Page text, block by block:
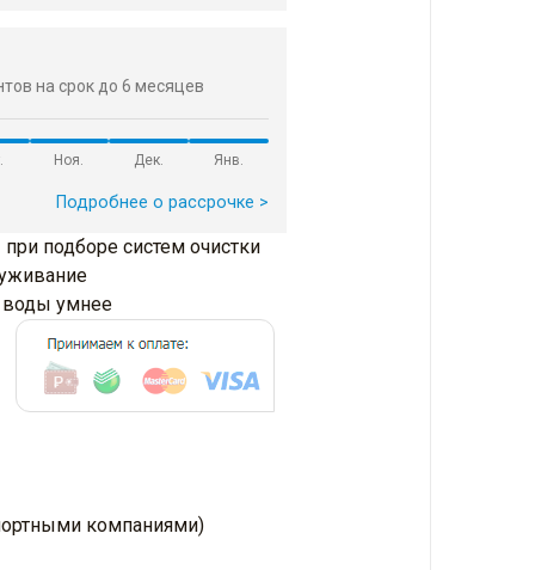
на срок до 6 месяцев
Ноя. Дек. Янв.
Подробнее о рассрочке >
подборе систем очистки
воды умнее
компаниями)